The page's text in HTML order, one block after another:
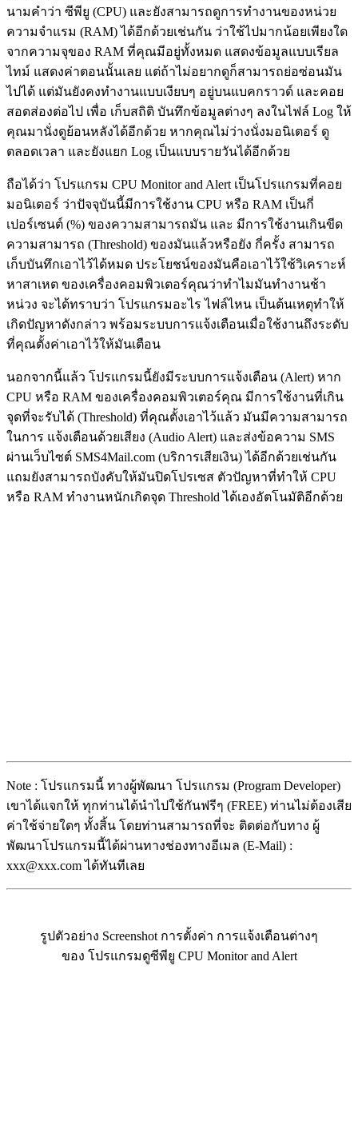
นามคำว่า ซีพียู (CPU) และยังสามารถดูการทำงานของหน่วย
ความจำแรม (RAM) ได้อีกด้วยเช่นกัน ว่าใช้ไปมากน้อยเพียงใด
จากความจุของ RAM ที่คุณมีอยู่ทั้งหมด แสดงข้อมูลแบบเรียล
ไทม์ แสดงค่าตอนนั้นเลย แต่ถ้าไม่อยากดูก็สามารถย่อซ่อนมัน
ไปได้ แต่มันยังคงทำงานแบบเงียบๆ อยู่บนแบคกราวด์ และคอย
สอดส่องต่อไป เพื่อ เก็บสถิติ บันทึกข้อมูลต่างๆ ลงในไฟล์ Log ให้
คุณมานั่งดูย้อนหลังได้อีกด้วย หากคุณไม่ว่างนั่งมอนิเตอร์ ดู
ตลอดเวลา และยังแยก Log เป็นแบบรายวันได้อีกด้วย
ถือได้ว่า โปรแกรม CPU Monitor and Alert เป็นโปรแกรมที่คอย
มอนิเตอร์ ว่าปัจจุบันนี้มีการใช้งาน CPU หรือ RAM เป็นกี่
เปอร์เซนต์ (%) ของความสามารถมัน และ มีการใช้งานเกินขีด
ความสามารถ (Threshold) ของมันแล้วหรือยัง กี่ครั้ง สามารถ
เก็บบันทึกเอาไว้ได้หมด ประโยชน์ของมันคือเอาไว้ใช้วิเคราะห์
หาสาเหต ของเครื่องคอมพิวเตอร์คุณว่าทำไมมันทำงานช้า
หน่วง จะได้ทราบว่า โปรแกรมอะไร ไฟล์ไหน เป็นต้นเหตุทำให้
เกิดปัญหาดังกล่าว พร้อมระบบการแจ้งเตือนเมื่อใช้งานถึงระดับ
ที่คุณตั้งค่าเอาไว้ให้มันเตือน
นอกจากนี้แล้ว โปรแกรมนี้ยังมีระบบการแจ้งเตือน (Alert) หาก
CPU หรือ RAM ของเครื่องคอมพิวเตอร์คุณ มีการใช้งานที่เกิน
จุดที่จะรับได้ (Threshold) ที่คุณตั้งเอาไว้แล้ว มันมีความสามารถ
ในการ แจ้งเตือนด้วยเสียง (Audio Alert) และส่งข้อความ SMS
ผ่านเว็บไซต์ SMS4Mail.com (บริการเสียเงิน) ได้อีกด้วยเช่นกัน
แถมยังสามารถบังคับให้มันปิดโปรเซส ตัวปัญหาที่ทำให้ CPU
หรือ RAM ทำงานหนักเกิดจุด Threshold ได้เองอัตโนมัติอีกด้วย
Note : โปรแกรมนี้ ทางผู้พัฒนา โปรแกรม (Program Developer)
เขาได้แจกให้ ทุกท่านได้นำไปใช้กันฟรีๆ (FREE) ท่านไม่ต้องเสีย
ค่าใช้จ่ายใดๆ ทั้งสิ้น โดยท่านสามารถที่จะ ติดต่อกับทาง ผู้
พัฒนาโปรแกรมนี้ได้ผ่านทางช่องทางอีเมล (E-Mail) :
xxx@xxx.com ได้ทันทีเลย
รูปตัวอย่าง Screenshot การตั้งค่า การแจ้งเตือนต่างๆ
ของ โปรแกรมดูซีพียู CPU Monitor and Alert